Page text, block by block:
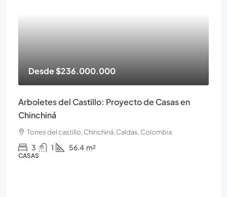
Desde$236.000.000
Arboletes del Castillo: Proyecto de Casas en
Chinchiná
Torres del castillo, Chinchiná, Caldas, Colombia
3 1 56.4 m²
CASAS